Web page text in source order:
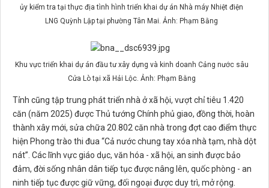
ủy kiểm tra tại thực địa tình hình triển khai dự án Nhà máy Nhiệt điện
LNG Quỳnh Lập tại phường Tân Mai. Ảnh: Phạm Bằng
Khu vực triển khai dự án đầu tư xây dựng và kinh doanh Cảng nước sâu
Cửa Lò tại xã Hải Lộc. Ảnh: Phạm Bằng
Tỉnh cũng tập trung phát triển nhà ở xã hội, vượt chỉ tiêu 1.420
căn (năm 2025) được Thủ tướng Chính phủ giao, đồng thời, hoàn
thành xây mới, sửa chữa 20.802 căn nhà trong đợt cao điểm thực
hiện Phong trào thi đua “Cả nước chung tay xóa nhà tạm, nhà dột
nát”. Các lĩnh vực giáo dục, văn hóa - xã hội, an sinh được bảo
đảm, đời sống nhân dân tiếp tục được nâng lên, quốc phòng - an
ninh tiếp tục được giữ vững, đối ngoại được duy trì, mở rộng.